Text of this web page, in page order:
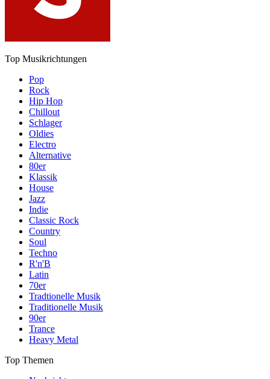
Top Musikrichtungen
Pop
Rock
Hip Hop
Chillout
Schlager
Oldies
Electro
Alternative
80er
Klassik
House
Jazz
Indie
Classic Rock
Country
Soul
Techno
R'n'B
Latin
70er
Tradtionelle Musik
Traditionelle Musik
90er
Trance
Heavy Metal
Top Themen